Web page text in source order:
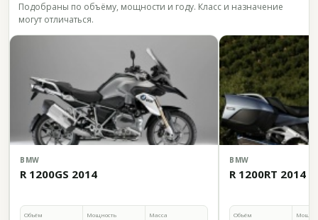
Подобраны по объёму, мощности и году. Класс и назначение
могут отличаться.
BMW
R 1200GS 2014
Объём Мощность Масса
BMW
R 1200RT 2014
Объём